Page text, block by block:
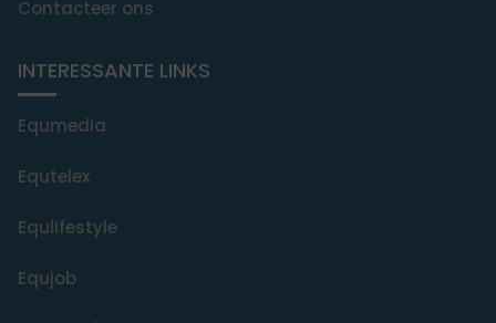
Contacteer ons
INTERESSANTE LINKS
Equmedia
Equtelex
Equlifestyle
Equjob